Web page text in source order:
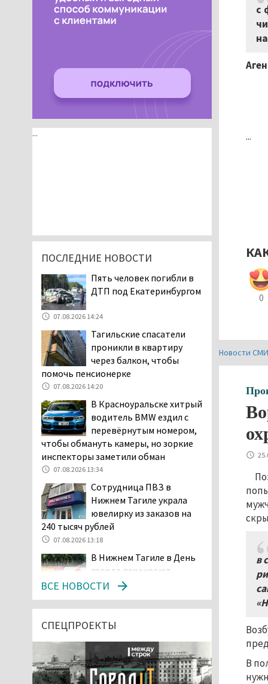
с
...
0
Новости
в
В
...
ПОСЛЕДНИЕ НОВОСТИ
Пять человек погибли в
ДТП под Екатеринбургом
07.08.2026 14:24
Тагильские спасатели
проникли в квартиру
через балкон, чтобы
помочь пенсионерке
07.08.2026 14:20
В Красноуральске хитрый
водитель BMW ездил с
перевёрнутым номером,
чтобы обмануть камеры, но зоркие
инспекторы заметили обман
07.08.2026 13:34
Сотрудница ПВЗ в
Нижнем Тагиле украла
ювелирку из заказов на
240 тысяч рублей
07.08.2026 13:18
В Нижнем Тагиле в День
города перекроют
центральные улицы и
07.08.2026 12:57
В суд направлено
уголовное дело о
мошенничестве при
строительстве ИЖС в Нижнем
Тагиле
ВСЕ НОВОСТИ
СПЕЦПРОЕКТЫ